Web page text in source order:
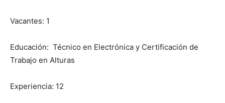
Vacantes: 1
Educación: Técnico en Electrónica y Certificación de
Trabajo en Alturas
Experiencia: 12